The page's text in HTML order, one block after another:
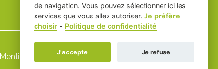
Mentions légales-- Gestion des cookies
de navigation. Vous pouvez sélectionner ici les
services que vous allez autoriser. Je préfère
choisir- Politique de confidentialité
J'accepte Je refuse